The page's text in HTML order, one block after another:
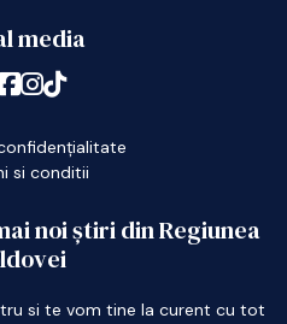
media
si conditii
noi știri din Regiunea
si te vom tine la curent cu tot